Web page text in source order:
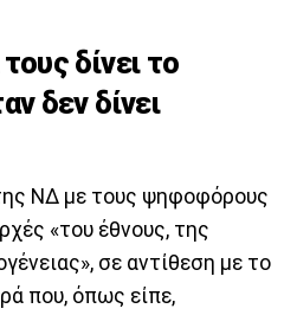
δίνει το
δεν δίνει
ΝΔ με τους ψηφοφόρους
«του έθνους, της
σε αντίθεση με το
που, όπως είπε,